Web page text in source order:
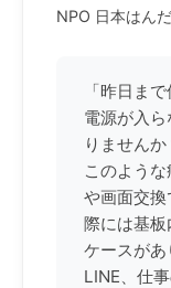
NPO 日本はん
「昨日ま
電源が入
りませんか
このよう
や画面交
際には基
ケースが
LINE、仕